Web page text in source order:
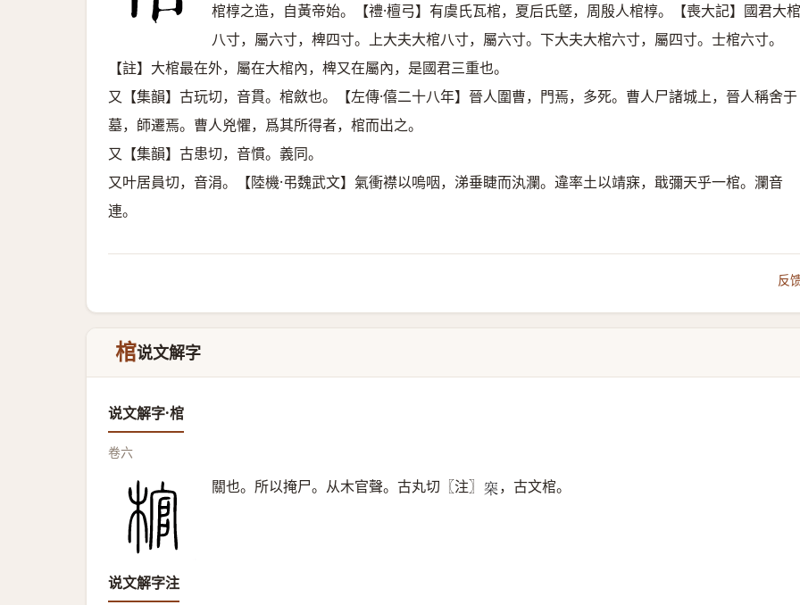
棺椁之造，自黃帝始。【禮·檀弓】有虞氏瓦棺，夏后氏墍，周殷人棺椁。【喪大記】國君大棺
八寸，屬六寸，椑四寸。上大夫大棺八寸，屬六寸。下大夫大棺六寸，屬四寸。士棺六寸。
【註】大棺最在外，屬在大棺內，椑又在屬內，是國君三重也。
又【集韻】古玩切，音貫。棺斂也。【左傳·僖二十八年】晉人圍曹，門焉，多死。曹人尸諸城上，晉人稱舍于
墓，師遷焉。曹人兇懼，爲其所得者，棺而出之。
又【集韻】古患切，音慣。義同。
又叶居員切，音涓。【陸機·弔魏武文】氣衝襟以嗚咽，涕垂睫而汍瀾。違率土以靖寐，戢彌天乎一棺。瀾音
連。
反
棺说文解字
说文解字·棺
卷六
關也。所以掩尸。从木官聲。古丸切〖注〗 𣑄 ，古文棺。
说文解字注